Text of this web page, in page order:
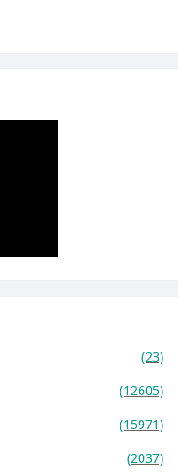
(23)
(12605)
(15971)
(2037)